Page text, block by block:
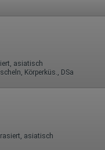
asiatisch
Körperküs., DSa
asiatisch